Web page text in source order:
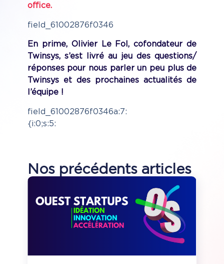
office.
field_61002876f0346
En prime, Olivier Le Fol, cofondateur de
Twinsys, s’est livré au jeu des questions/
réponses pour nous parler un peu plus de
Twinsys et des prochaines actualités de
l’équipe !
field_61002876f0346a:7:
{i:0;s:5:
Nos précédents articles